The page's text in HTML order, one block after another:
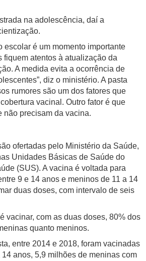
na adolescência, daí a
escolar é um momento importante
fiquem atentos à atualização da
A medida evita a ocorrência de
diz o ministério. A pasta
rumores são um dos fatores que
vacinal. Outro fator é que
não precisam da vacina.
ofertadas pelo Ministério da Saúde,
Unidades Básicas de Saúde do
(SUS). A vacina é voltada para
9 e 14 anos e meninos de 11 a 14
duas doses, com intervalo de seis
vacinar, com as duas doses, 80% dos
quanto meninos.
entre 2014 e 2018, foram vacinadas
anos, 5,9 milhões de meninas com